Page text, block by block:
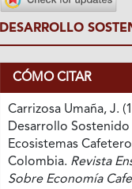
DESARROLLO
CÓMO CITAR
Carrizosa Umaña, J.
Desarrollo Sostenido
Ecosistemas
Colombia. Revista
Sobre Economía